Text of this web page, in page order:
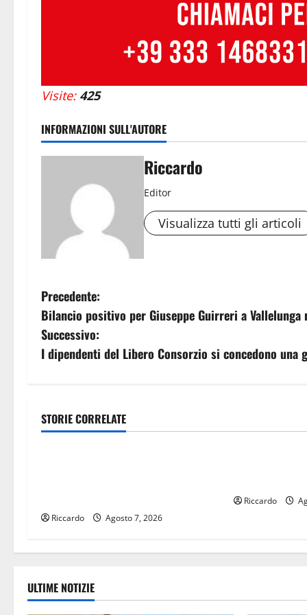
Visite: 425
INFORMAZIONI SULL'AUTORE
Riccardo
Editor
Visualizza tutti gli articoli
N
a
v
g
o
n
e
Precedente:
Bilancio positivo per Giuseppe Guirreri a
Successivo:
I dipendenti del Libero Consorzio si concedono una
STORIE CORRELATE
Automobilismo
Riccardo Agosto 7, 2026
Riccardo
ULTIME NOTIZIE